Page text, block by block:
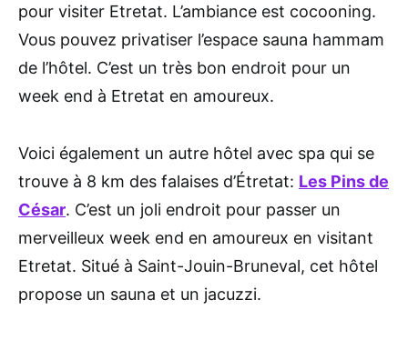
pour visiter Etretat. L’ambiance est cocooning.
Vous pouvez privatiser l’espace sauna hammam
de l’hôtel. C’est un très bon endroit pour un
week end à Etretat en amoureux.
Voici également un autre hôtel avec spa qui se
trouve à 8 km des falaises d’Étretat: Les Pins de
César. C’est un joli endroit pour passer un
merveilleux week end en amoureux en visitant
Etretat. Situé à Saint-Jouin-Bruneval, cet hôtel
propose un sauna et un jacuzzi.